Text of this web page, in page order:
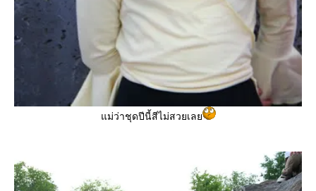
แม่ว่าชุดปีนี้สีไม่สวยเลย